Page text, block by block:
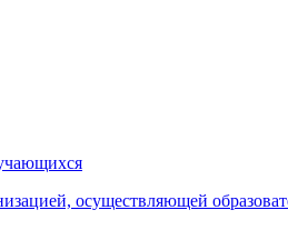
осуществляющей